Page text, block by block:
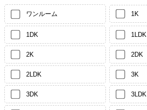
ワンルーム 1K
1DK 1LDK
2K 2DK
2LDK 3K
3DK 3LDK